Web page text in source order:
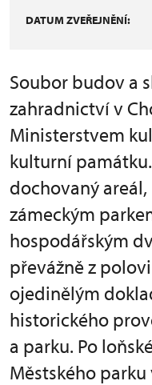
DATUM ZVEŘEJNĚNÍ:
Soubor budov a
zahradnictví v
Ministerstvem
kulturní
dochovaný
zámeckým
hospodářským
převážně z
ojedinělým
historického
a parku. Po
Městského